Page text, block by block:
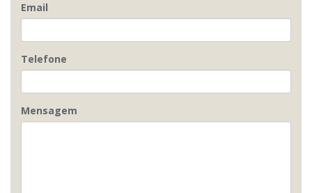
Email
Telefone
Mensagem